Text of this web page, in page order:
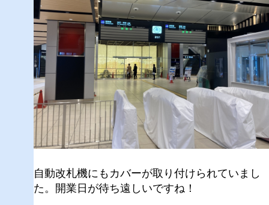
自動改札機にもカバーが取り付けられていまし
た。開業日が待ち遠しいですね！